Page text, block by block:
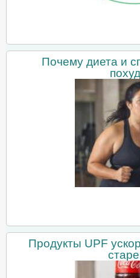
Почему диета и
Продукты UPF